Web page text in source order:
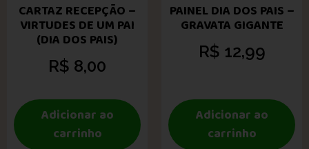
CARTAZ RECEPÇÃO –
VIRTUDES DE UM PAI
(DIA DOS PAIS)
R$ 8,00
Adicionar ao
carrinho
PAINEL DIA DOS PAIS –
GRAVATA GIGANTE
R$ 12,99
Adicionar ao
carrinho